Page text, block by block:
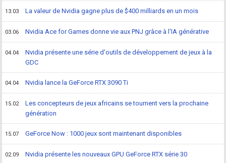
13.03 La valeur de Nvidia gagne plus de $400 milliards en un mois
03.06 Nvidia Ace for Games donne vie aux PNJ grâce à l'IA générative
04.04
Nvidia présente une série d'outils de développement de jeux à la
GDC
04.04 Nvidia lance la GeForce RTX 3090 Ti
15.02
Les concepteurs de jeux africains se tournent vers la prochaine
génération
15.07 GeForce Now : 1000 jeux sont maintenant disponibles
02.09 Nvidia présente les nouveaux GPU GeForce RTX série 30